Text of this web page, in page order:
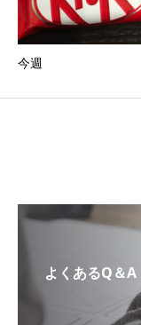
今週
よくあるQ＆A